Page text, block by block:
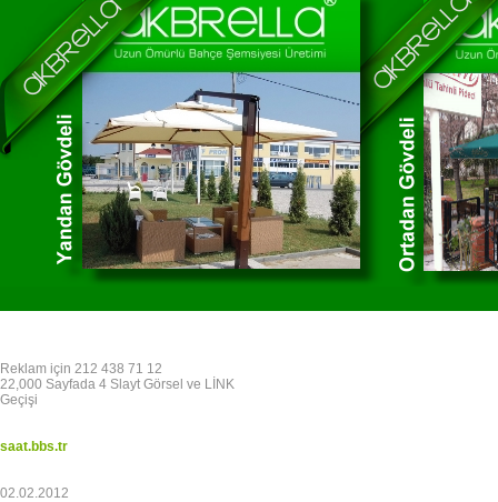
Reklam için 212 438 71 12
22,000 Sayfada 4 Slayt Görsel ve LİNK
Geçişi
saat.bbs.tr
02.02.2012